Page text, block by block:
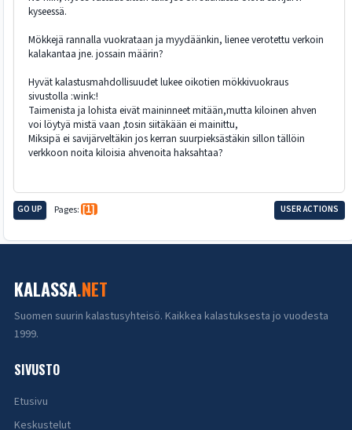
kyseessä.
Mökkejä rannalla vuokrataan ja myydäänkin, lienee verotettu verkoin
kalakantaa jne. jossain määrin?
Hyvät kalastusmahdollisuudet lukee oikotien mökkivuokraus
sivustolla :wink:!
Taimenista ja lohista eivät maininneet mitään,mutta kiloinen ahven
voi löytyä mistä vaan ,tosin siitäkään ei mainittu,
Miksipä ei savijärveltäkin jos kerran suurpieksästäkin sillon tällöin
verkkoon noita kiloisia ahvenoita haksahtaa?
GO UP Pages 1 USER ACTIONS
KALASSA.NET
Suomen suurin kalastusyhteisö. Kaikkea kalastuksesta jo vuodesta
1999.
SIVUSTO
Etusivu
Keskustelut